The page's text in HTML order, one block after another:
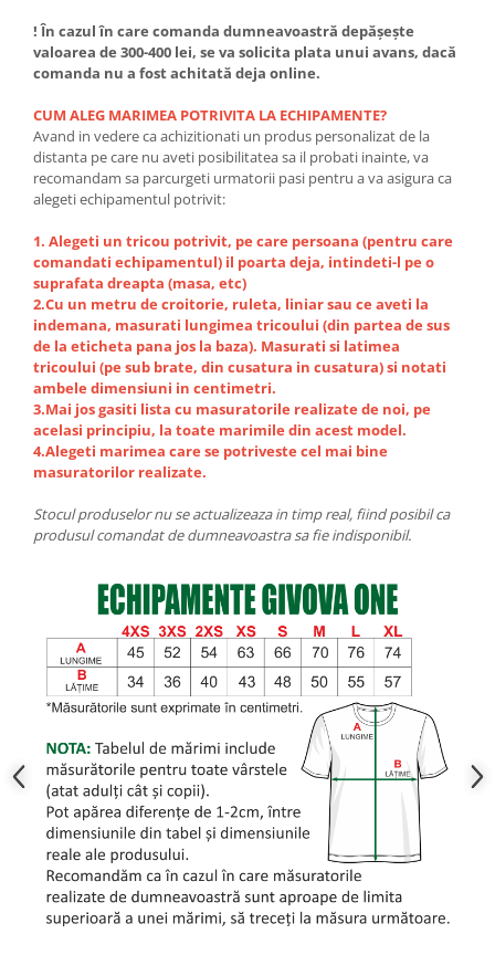
! În cazul în care comanda dumneavoastră depășește
valoarea de 300-400 lei, se va solicita plata unui avans, dacă
comanda nu a fost achitată deja online.
CUM ALEG MARIMEA POTRIVITA LA ECHIPAMENTE?
Avand in vedere ca achizitionati un produs personalizat de la
distanta pe care nu aveti posibilitatea sa il probati inainte, va
recomandam sa parcurgeti urmatorii pasi pentru a va asigura ca
alegeti echipamentul potrivit:
1. Alegeti un tricou potrivit, pe care persoana (pentru care
comandati echipamentul) il poarta deja, intindeti-l pe o
suprafata dreapta (masa, etc)
2.Cu un metru de croitorie, ruleta, liniar sau ce aveti la
indemana, masurati lungimea tricoului (din partea de sus
de la eticheta pana jos la baza). Masurati si latimea
tricoului (pe sub brate, din cusatura in cusatura) si notati
ambele dimensiuni in centimetri.
3.Mai jos gasiti lista cu masuratorile realizate de noi, pe
acelasi principiu, la toate marimile din acest model.
4.Alegeti marimea care se potriveste cel mai bine
masuratorilor realizate.
Stocul produselor nu se actualizeaza in timp real, fiind posibil ca
produsul comandat de dumneavoastra sa fie indisponibil.